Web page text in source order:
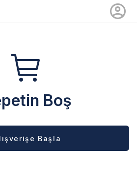
Boş
Başla